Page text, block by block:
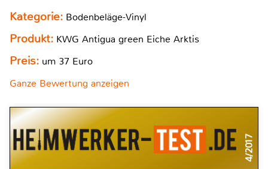
Kategorie: Bodenbeläge-Vinyl
Produkt: KWG Antigua green Eiche Arktis
Preis: um 37 Euro
Ganze Bewertung anzeigen
4/2017